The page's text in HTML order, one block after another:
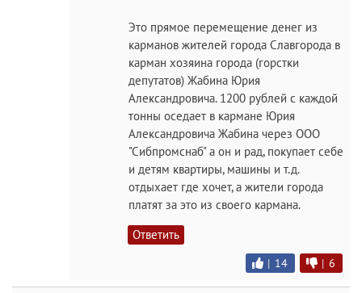
Это прямое перемещение денег из
карманов жителей города Славгорода в
карман хозяина города (горстки
депутатов) Жабина Юрия
Александровича. 1200 рублей с каждой
тонны оседает в кармане Юрия
Александровича Жабина через ООО
"Сибпромснаб" а он и рад, покупает себе
и детям квартиры, машины и т.д.
отдыхает где хочет, а жители города
платят за это из своего кармана.
Ответить
| 14 | 6